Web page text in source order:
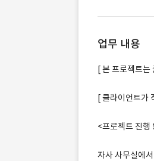
업무 내용
[ 본 프로젝트는
[ 클라이언트가
<프로젝트 진행
자사 사무실에